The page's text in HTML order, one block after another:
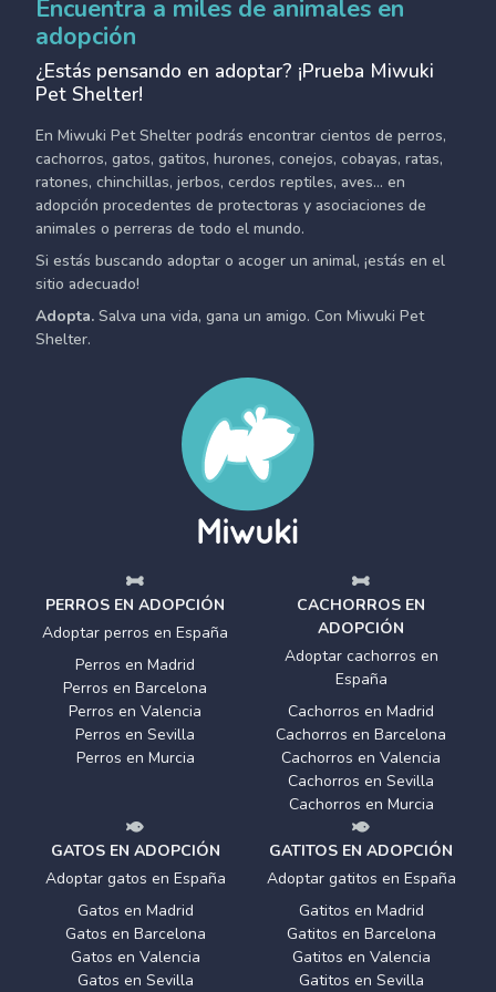
Encuentra a miles de animales en
adopción
¿Estás pensando en adoptar? ¡Prueba Miwuki
Pet Shelter!
En Miwuki Pet Shelter podrás encontrar cientos de perros,
cachorros, gatos, gatitos, hurones, conejos, cobayas, ratas,
ratones, chinchillas, jerbos, cerdos reptiles, aves... en
adopción procedentes de protectoras y asociaciones de
animales o perreras de todo el mundo.
Si estás buscando adoptar o acoger un animal, ¡estás en el
sitio adecuado!
Adopta. Salva una vida, gana un amigo. Con Miwuki Pet
Shelter.
PERROS EN ADOPCIÓN
Adoptar perros en España
Perros en Madrid
Perros en Barcelona
Perros en Valencia
Perros en Sevilla
Perros en Murcia
CACHORROS EN
ADOPCIÓN
Adoptar cachorros en
España
Cachorros en Madrid
Cachorros en Barcelona
Cachorros en Valencia
Cachorros en Sevilla
Cachorros en Murcia
GATOS EN ADOPCIÓN
Adoptar gatos en España
Gatos en Madrid
Gatos en Barcelona
Gatos en Valencia
Gatos en Sevilla
GATITOS EN ADOPCIÓN
Adoptar gatitos en España
Gatitos en Madrid
Gatitos en Barcelona
Gatitos en Valencia
Gatitos en Sevilla